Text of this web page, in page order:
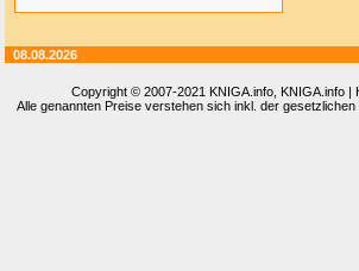
08.08.2026
Copyright © 2007-2021 KNIGA.info , KNIGA.info |
Alle genannten Preise verstehen sich inkl. der gesetzlichen